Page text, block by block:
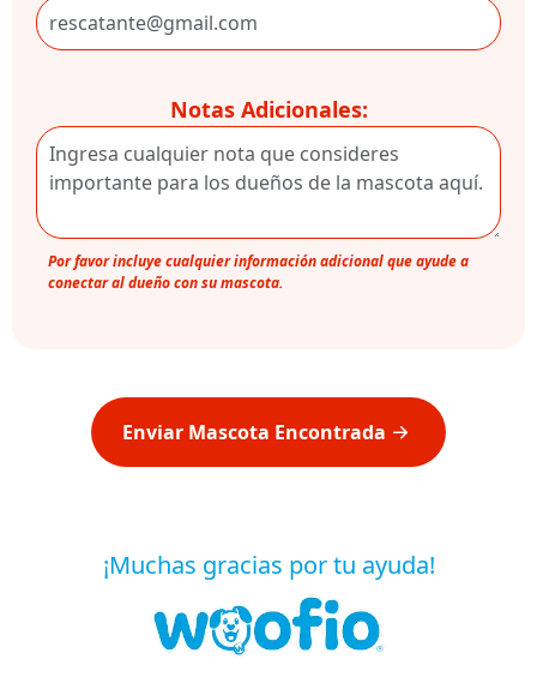
Notas Adicionales:
Por favor incluye cualquier información adicional que ayude a
conectar al dueño con su mascota.
Enviar Mascota Encontrada
¡Muchas gracias por tu ayuda!